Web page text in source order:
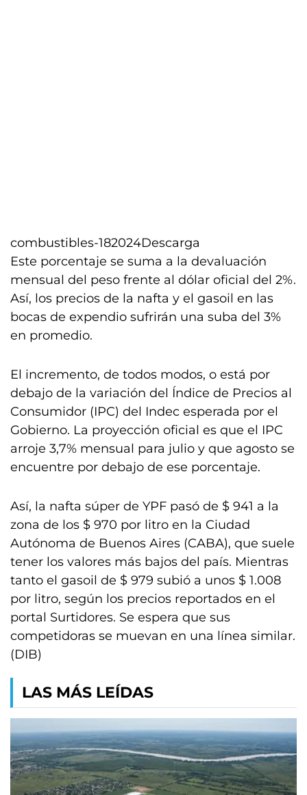
combustibles-182024Descarga
Este porcentaje se suma a la devaluación
mensual del peso frente al dólar oficial del 2%.
Así, los precios de la nafta y el gasoil en las
bocas de expendio sufrirán una suba del 3%
en promedio.
El incremento, de todos modos, o está por
debajo de la variación del Índice de Precios al
Consumidor (IPC) del Indec esperada por el
Gobierno. La proyección oficial es que el IPC
arroje 3,7% mensual para julio y que agosto se
encuentre por debajo de ese porcentaje.
Así, la nafta súper de YPF pasó de $ 941 a la
zona de los $ 970 por litro en la Ciudad
Autónoma de Buenos Aires (CABA), que suele
tener los valores más bajos del país. Mientras
tanto el gasoil de $ 979 subió a unos $ 1.008
por litro, según los precios reportados en el
portal Surtidores. Se espera que sus
competidoras se muevan en una línea similar.
(DIB)
LAS MÁS LEÍDAS